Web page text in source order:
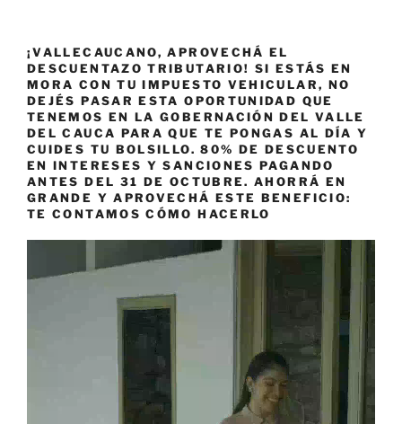
¡VALLECAUCANO, APROVECHÁ EL
DESCUENTAZO TRIBUTARIO! SI ESTÁS EN
MORA CON TU IMPUESTO VEHICULAR, NO
DEJÉS PASAR ESTA OPORTUNIDAD QUE
TENEMOS EN LA GOBERNACIÓN DEL VALLE
DEL CAUCA PARA QUE TE PONGAS AL DÍA Y
CUIDES TU BOLSILLO. 80% DE DESCUENTO
EN INTERESES Y SANCIONES PAGANDO
ANTES DEL 31 DE OCTUBRE. AHORRÁ EN
GRANDE Y APROVECHÁ ESTE BENEFICIO:
TE CONTAMOS CÓMO HACERLO